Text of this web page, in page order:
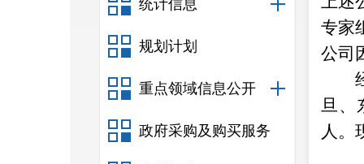
统计信息
规划计划
重点领域信息公开
政府采购及购买服务
专家
公司
旦、
人。